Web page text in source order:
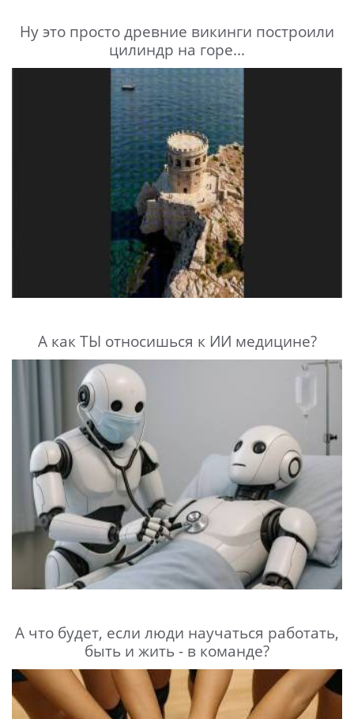
Ну это просто древние викинги построили
цилиндр на горе...
А как ТЫ относишься к ИИ медицине?
А что будет, если люди научаться работать,
быть и жить - в команде?